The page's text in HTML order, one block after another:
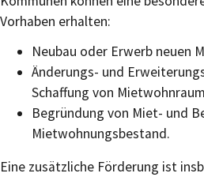
Vorhaben erhalten:
Neubau oder Erwerb neuen
Änderungs- und
Schaffung von
Begründung von Miet- und
Mietwohnungsbestand.
Eine zusätzliche Förderung ist